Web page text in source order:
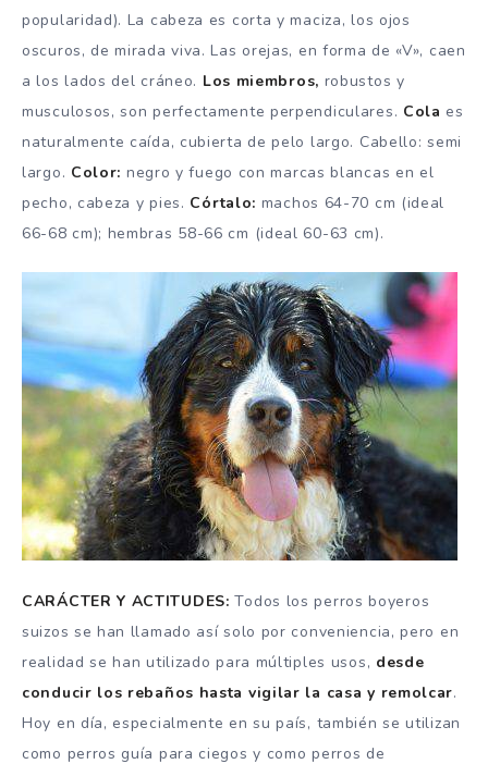
popularidad). La cabeza es corta y maciza, los ojos
oscuros, de mirada viva. Las orejas, en forma de «V», caen
a los lados del cráneo. Los miembros, robustos y
musculosos, son perfectamente perpendiculares. Cola es
naturalmente caída, cubierta de pelo largo. Cabello: semi
largo. Color: negro y fuego con marcas blancas en el
pecho, cabeza y pies. Córtalo: machos 64-70 cm (ideal
66-68 cm); hembras 58-66 cm (ideal 60-63 cm).
CARÁCTER Y ACTITUDES:Todos los perros boyeros
suizos se han llamado así solo por conveniencia, pero en
realidad se han utilizado para múltiples usos, desde
conducir los rebaños hasta vigilar la casa y remolcar.
Hoy en día, especialmente en su país, también se utilizan
como perros guía para ciegos y como perros de